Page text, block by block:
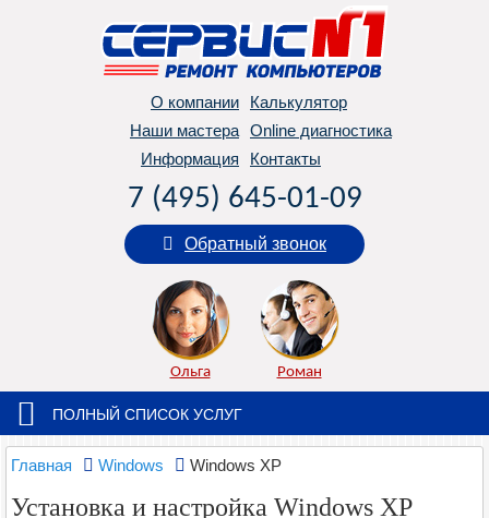
О компании
Калькулятор
Наши мастера Online диагностика
Информация
Контакты
7 (495) 645-01-09
Обратный звонок
Ольга Роман
ПОЛНЫЙ СПИСОК УСЛУГ
Главная Windows Windows XP
Установка и настройка Windows XP